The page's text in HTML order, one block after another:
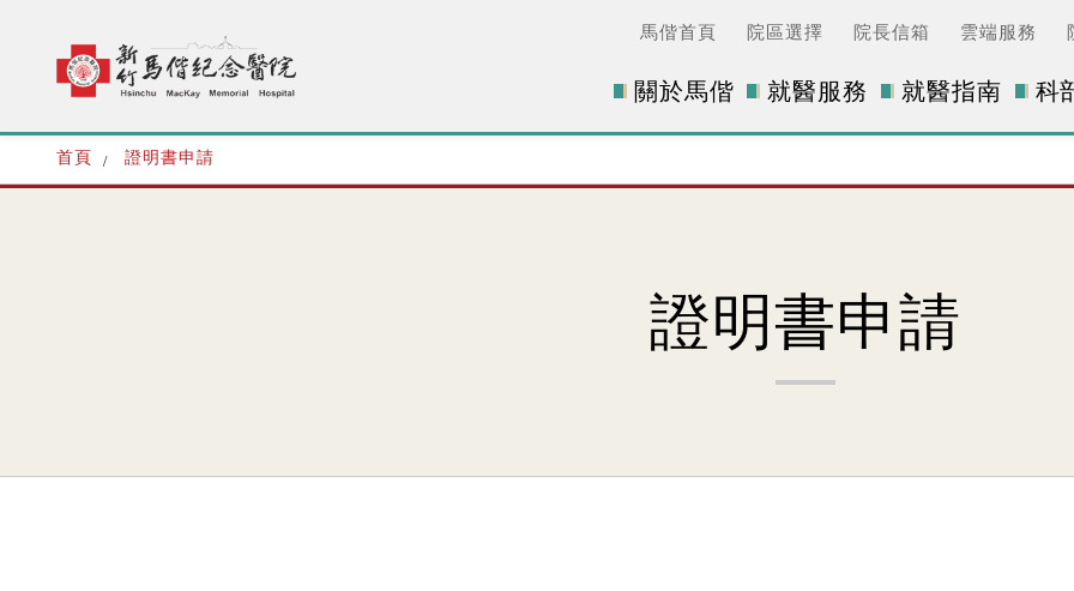
馬偕首頁 院區選擇 院長信箱 雲端服務
關於馬偕 就醫服務 就醫指南 科
首頁 證明書申請
證明書申請